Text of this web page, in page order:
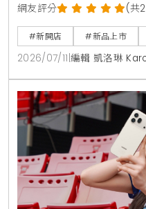
蟹肉海膽空氣春捲。同步
淇淋聖代，更將台中在地
醬融入和食料理中，打造
定旬味。
網友評分 (共
#新開店 #新品上市
2026/07/11 編輯 凱洛琳